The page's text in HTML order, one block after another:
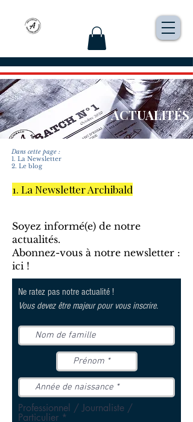
ACTUALITÉS
Dans cette page :
1. La Newsletter
2. Le blog
1. La Newsletter Archibald​
Soyez informé(e) de notre
actualités.
Abonnez-vous à notre newsletter :
ici !
Ne ratez pas notre actualité !
Vous devez être majeur pour vous inscrire.
Professionnel / Journaliste /
Particulier